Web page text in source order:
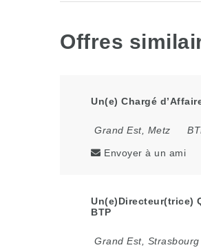
Offres
Un(e) Chargé
Grand Est, Metz
Envoyer à un ami
Un(e)Directeur(trice)
BTP
Grand Est, Strasbourg